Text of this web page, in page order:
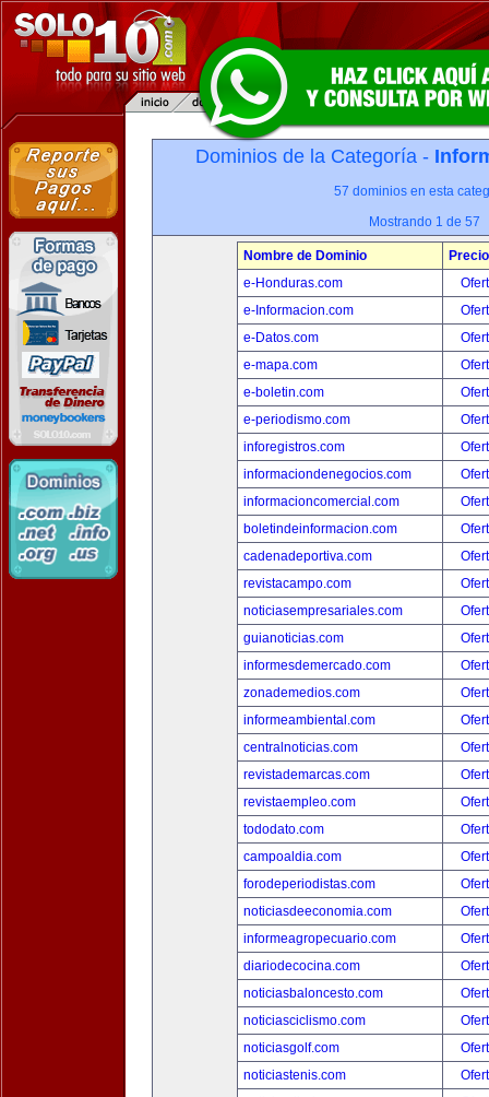
Dominios de la Categoría -
57 dominios en esta
Mostrando 1 de 57
Nombre de Dominio
Precio
e-Honduras.com
e-Informacion.com
e-Datos.com
e-mapa.com
e-boletin.com
e-periodismo.com
inforegistros.com
informaciondenegocios.com
informacioncomercial.com
boletindeinformacion.com
cadenadeportiva.com
revistacampo.com
noticiasempresariales.com
guianoticias.com
informesdemercado.com
zonademedios.com
informeambiental.com
centralnoticias.com
revistademarcas.com
revistaempleo.com
tododato.com
campoaldia.com
forodeperiodistas.com
noticiasdeeconomia.com
informeagropecuario.com
diariodecocina.com
noticiasbaloncesto.com
noticiasciclismo.com
noticiasgolf.com
noticiastenis.com